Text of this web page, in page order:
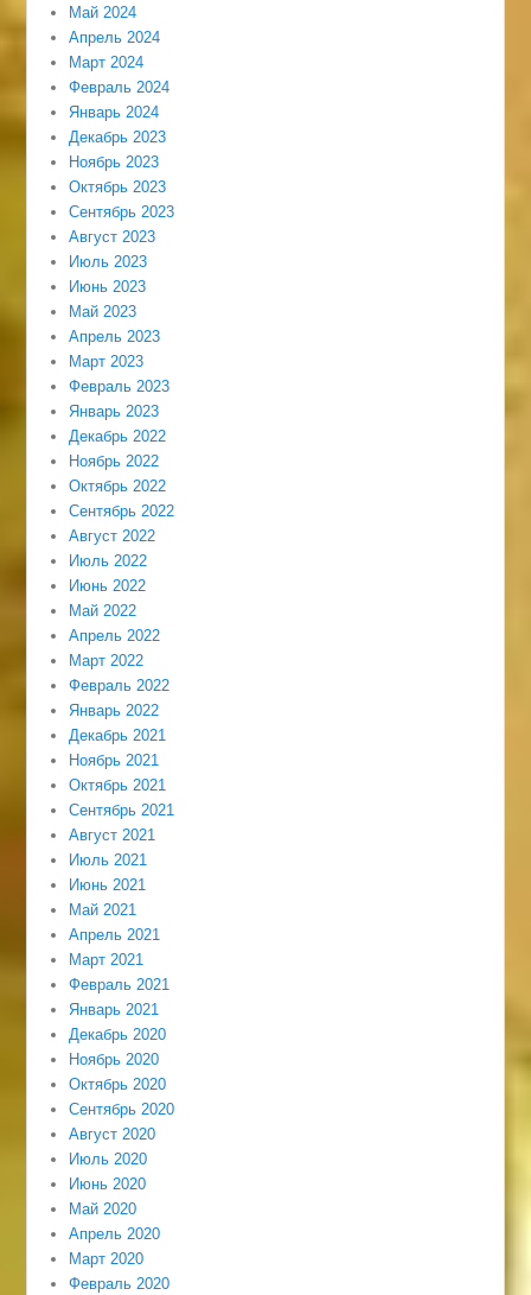
Май 2024
Апрель 2024
Март 2024
Февраль 2024
Январь 2024
Декабрь 2023
Ноябрь 2023
Октябрь 2023
Сентябрь 2023
Август 2023
Июль 2023
Июнь 2023
Май 2023
Апрель 2023
Март 2023
Февраль 2023
Январь 2023
Декабрь 2022
Ноябрь 2022
Октябрь 2022
Сентябрь 2022
Август 2022
Июль 2022
Июнь 2022
Май 2022
Апрель 2022
Март 2022
Февраль 2022
Январь 2022
Декабрь 2021
Ноябрь 2021
Октябрь 2021
Сентябрь 2021
Август 2021
Июль 2021
Июнь 2021
Май 2021
Апрель 2021
Март 2021
Февраль 2021
Январь 2021
Декабрь 2020
Ноябрь 2020
Октябрь 2020
Сентябрь 2020
Август 2020
Июль 2020
Июнь 2020
Май 2020
Апрель 2020
Март 2020
Февраль 2020